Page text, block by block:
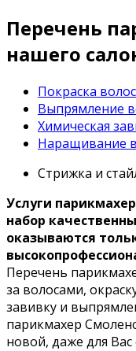
Перечень
нашего
Покраска волос
Выпрямление
Химическая
Наращивание
Стрижка и
Услуги
набор
оказываются
Перечень
за волосами,
завивку и
парикмахер
новой, даже для Вас